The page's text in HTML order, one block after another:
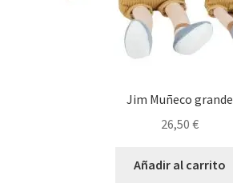
Jim Muñeco grande
26,50 €
Añadir al carrito